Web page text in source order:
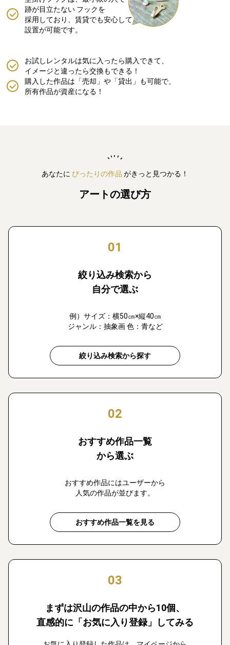
跡が目立たない フックを
採用しており、賃貸でも安心して
設置が可能です。
購入した作品は「売却」や「貸出」も可能で、
所有作品が資産になる！
お試しレンタルは気に入ったら購入できて、
イメージと違ったら交換もできる！
あなたに ぴったりの作品 がきっと見つかる！
アートの選び方
01
絞り込み検索から
自分で選ぶ
例）サイズ：横50㎝×縦40㎝
ジャンル：抽象画 色：青など
絞り込み検索から探す
02
おすすめ作品一覧
から選ぶ
おすすめ作品にはユーザーから
人気の作品が並びます。
おすすめ作品一覧を見る
03
まずは沢山の作品の中から10個、
直感的に「お気に入り登録」してみる